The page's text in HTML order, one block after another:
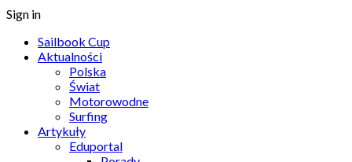
Sign in
Sailbook Cup
Aktualności
Polska
Świat
Motorowodne
Surfing
Artykuły
Eduportal